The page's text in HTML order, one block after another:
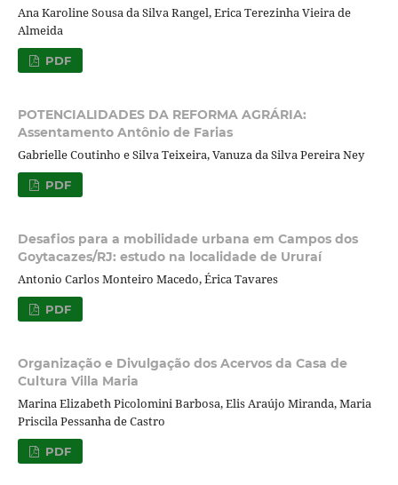
Ana Karoline Sousa da Silva Rangel, Erica Terezinha Vieira de
Almeida
PDF
POTENCIALIDADES DA REFORMA AGRÁRIA:
Assentamento Antônio de Farias
Gabrielle Coutinho e Silva Teixeira, Vanuza da Silva Pereira Ney
PDF
Desafios para a mobilidade urbana em Campos dos
Goytacazes/RJ: estudo na localidade de Ururaí
Antonio Carlos Monteiro Macedo, Érica Tavares
PDF
Organização e Divulgação dos Acervos da Casa de
Cultura Villa Maria
Marina Elizabeth Picolomini Barbosa, Elis Araújo Miranda, Maria
Priscila Pessanha de Castro
PDF